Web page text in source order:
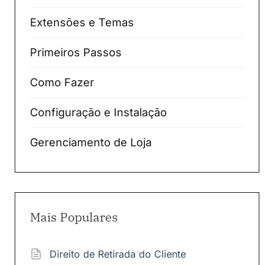
Extensões e Temas
Primeiros Passos
Como Fazer
Configuração e Instalação
Gerenciamento de Loja
Mais Populares
Direito de Retirada do Cliente